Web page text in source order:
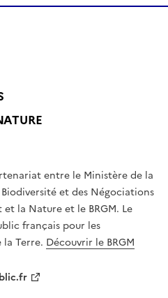
L
T
É
,
É
G
A
L
entre le Ministère de la
et des Négociations
la Nature et le BRGM. Le
français pour les
la Terre. Découvrir le BRGM